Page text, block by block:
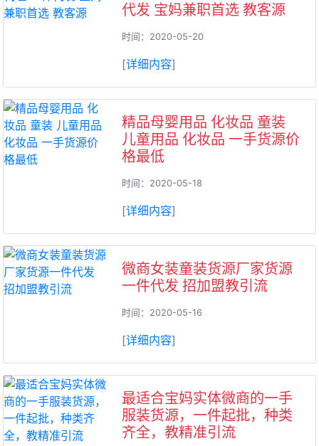
代发 宝妈兼职首选 教客源
时间：2020-05-20
[详细内容]
精品母婴用品 化妆品 童装
儿童用品 化妆品 一手货源价
格最低
时间：2020-05-18
[详细内容]
微商女装童装货源厂家货源
一件代发 招加盟教引流
时间：2020-05-16
[详细内容]
最适合宝妈实体微商的一手
服装货源，一件起批，种类
齐全，教精准引流